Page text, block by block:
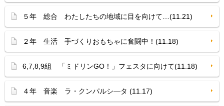
５年 総合 わたしたちの地域に目を向けて…(11.21)
２年 生活 手づくりおもちゃに奮闘中！(11.18)
6,7,8,9組 「ミドリンGO！」フェスタに向けて(11.18)
４年 音楽 ラ・クンパルシ—タ (11.17)